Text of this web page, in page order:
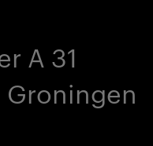
A 31
Groningen